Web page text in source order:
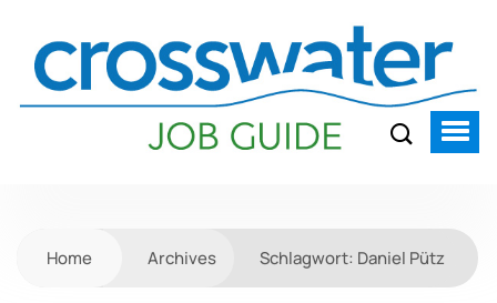
Home Archives Schlagwort: Daniel Pütz